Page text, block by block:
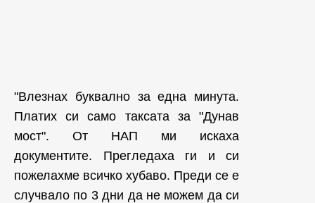
"Влезнах буквално за една минута.
Платих си само таксата за "Дунав
мост". От НАП ми искаха
документите. Прегледаха ги и си
пожелахме всичко хубаво. Преди се е
случвало по 3 дни да не можем да си